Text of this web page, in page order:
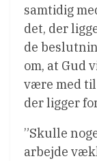
samtidig
det, der
de
om, at Gud
være med til
der ligger
”Skulle
arbejde